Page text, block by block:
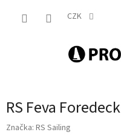
CZK
RS Feva Foredeck
Značka: RS Sailing